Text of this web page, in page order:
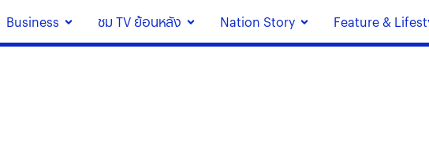
Business ชม TV ย้อนหลัง Nation Story Feature &